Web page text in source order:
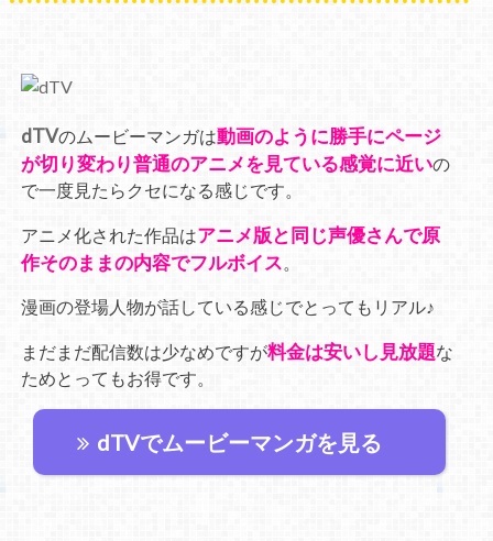
dTVのムービーマンガは動画のように勝手にページ
が切り変わり普通のアニメを見ている感覚に近いの
で一度見たらクセになる感じです。
アニメ化された作品はアニメ版と同じ声優さんで原
作そのままの内容でフルボイス。
漫画の登場人物が話している感じでとってもリアル♪
まだまだ配信数は少なめですが料金は安いし見放題な
ためとってもお得です。
dTVでムービーマンガを見る